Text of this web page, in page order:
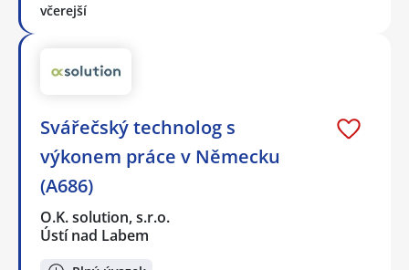
včerejší
Svářečský technolog s
výkonem práce v Německu
(A686)
O.K. solution, s.r.o.
Ústí nad Labem